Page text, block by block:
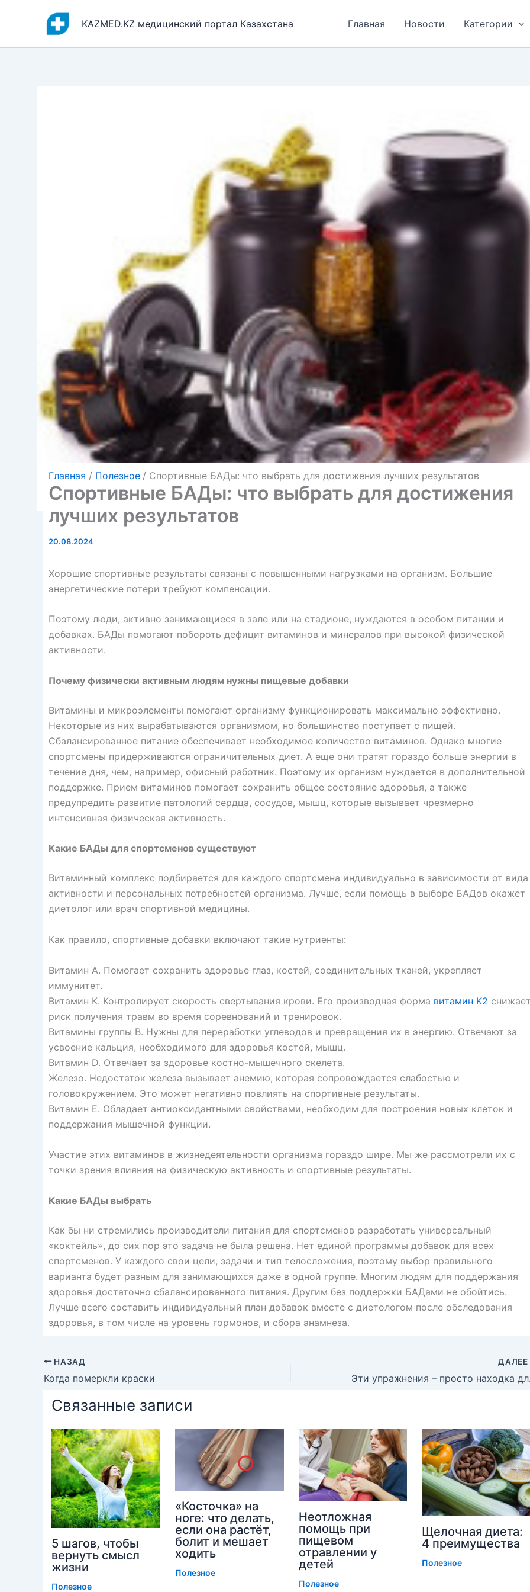
содержимому
KAZMED.KZ медицинский портал Казахстана Главная Новости Категории
Главная Полезное Спортивные БАДы: что выбрать для достижения лучших результатов
Спортивные БАДы: что выбрать для достижения
лучших результатов
20.08.2024
Хорошие спортивные результаты связаны с повышенными нагрузками на организм. Большие
энергетические потери требуют компенсации.
Поэтому люди, активно занимающиеся в зале или на стадионе, нуждаются в особом питании и
добавках. БАДы помогают побороть дефицит витаминов и минералов при высокой физической
активности.
Почему физически активным людям нужны пищевые добавки
Витамины и микроэлементы помогают организму функционировать максимально эффективно.
Некоторые из них вырабатываются организмом, но большинство поступает с пищей.
Сбалансированное питание обеспечивает необходимое количество витаминов. Однако многие
спортсмены придерживаются ограничительных диет. А еще они тратят гораздо больше энергии в
течение дня, чем, например, офисный работник. Поэтому их организм нуждается в дополнительной
поддержке. Прием витаминов помогает сохранить общее состояние здоровья, а также
предупредить развитие патологий сердца, сосудов, мышц, которые вызывает чрезмерно
интенсивная физическая активность.
Какие БАДы для спортсменов существуют
Витаминный комплекс подбирается для каждого спортсмена индивидуально в зависимости от вида
активности и персональных потребностей организма. Лучше, если помощь в выборе БАДов окажет
диетолог или врач спортивной медицины.
Как правило, спортивные добавки включают такие нутриенты:
Витамин А. Помогает сохранить здоровье глаз, костей, соединительных тканей, укрепляет
иммунитет.
Витамин К. Контролирует скорость свертывания крови. Его производная форма витамин K2
риск получения травм во время соревнований и тренировок.
Витамины группы B. Нужны для переработки углеводов и превращения их в энергию. Отвечают за
усвоение кальция, необходимого для здоровья костей, мышц.
Витамин D. Отвечает за здоровье костно-мышечного скелета.
Железо. Недостаток железа вызывает анемию, которая сопровождается слабостью и
головокружением. Это может негативно повлиять на спортивные результаты.
Витамин Е. Обладает антиоксидантными свойствами, необходим для построения новых клеток и
поддержания мышечной функции.
Участие этих витаминов в жизнедеятельности организма гораздо шире. Мы же рассмотрели их с
точки зрения влияния на физическую активность и спортивные результаты.
Какие БАДы выбрать
Как бы ни стремились производители питания для спортсменов разработать универсальный
«коктейль», до сих пор это задача не была решена. Нет единой программы добавок для всех
спортсменов. У каждого свои цели, задачи и тип телосложения, поэтому выбор правильного
варианта будет разным для занимающихся даже в одной группе. Многим людям для поддержания
здоровья достаточно сбалансированного питания. Другим без поддержки БАДами не обойтись.
Лучше всего составить индивидуальный план добавок вместе с диетологом после обследования
здоровья, в том числе на уровень гормонов, и сбора анамнеза.
НАЗАД
Когда померкли краски
ДАЛЕЕ
Эти
Связанные записи
5 шагов, чтобы
вернуть смысл
жизни
Полезное
«Косточка» на
ноге: что делать,
если она растёт,
болит и мешает
ходить
Полезное
Неотложная
помощь при
пищевом
отравлении у
детей
Полезное
Щелочная диета:
4 преимущества
Полезное